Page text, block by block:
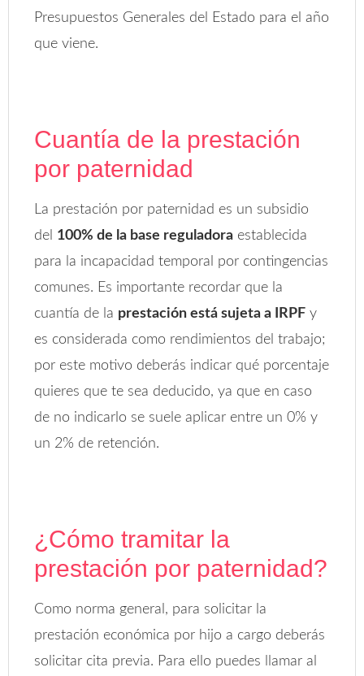
Presupuestos Generales del Estado para el año
que viene.
Cuantía de la prestación
por paternidad
La prestación por paternidad es un subsidio
del 100% de la base reguladora establecida
para la incapacidad temporal por contingencias
comunes. Es importante recordar que la
cuantía de la prestación está sujeta a IRPF y
es considerada como rendimientos del trabajo;
por este motivo deberás indicar qué porcentaje
quieres que te sea deducido, ya que en caso
de no indicarlo se suele aplicar entre un 0% y
un 2% de retención.
¿Cómo tramitar la
prestación por paternidad?
Como norma general, para solicitar la
prestación económica por hijo a cargo deberás
solicitar cita previa. Para ello puedes llamar al